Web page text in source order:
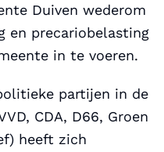
Duiven wederom
en precariobelasting
in te voeren.
partijen in de
CDA, D66, Groen
heeft zich